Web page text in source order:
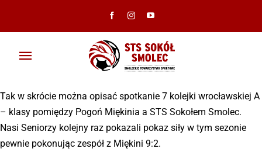
Toggle
Aktualności
Klub
Tak w skrócie można opisać spotkanie 7 kolejki wrocławskiej A
– klasy pomiędzy Pogoń Miękinia a STS Sokołem Smolec.
Nasi Seniorzy kolejny raz pokazali pokaz siły w tym sezonie
pewnie pokonując zespół z Miękini 9:2.